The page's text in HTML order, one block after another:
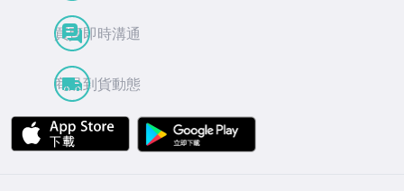
買賣即時溝通
商品到貨動態
APP Store